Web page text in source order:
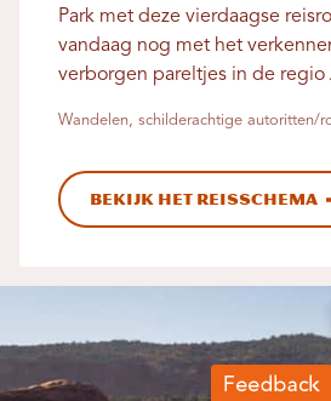
Park met deze vierdaagse
vandaag nog met het
verborgen pareltjes in de regio
Wandelen, schilderachtige autoritten/
Bekijk het reisschema